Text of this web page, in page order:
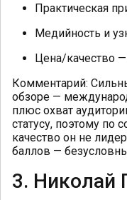
Практическая
Медийность и
Цена/качество
Комментарий:
обзоре —
плюс охват
статусу, поэтому по
качество он не
баллов —
3. Николай